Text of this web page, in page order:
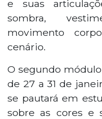
e suas
sombra,
movimento
cenário.
O segundo
de 27 a 31 de
se pautará em
sobre as cores e